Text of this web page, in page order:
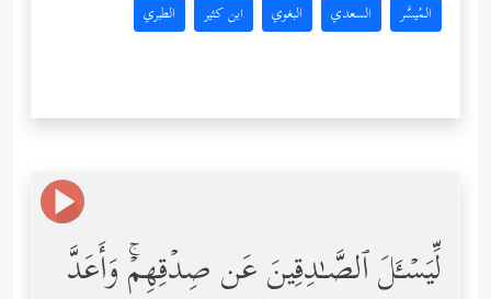
المُيسَّر السعدي البغوي ابن كثير الطبري
لِّیَسۡـَٔلَ ٱلصَّـٰدِقِینَ عَن صِدۡقِهِمۡۚ وَأَعَدَّ